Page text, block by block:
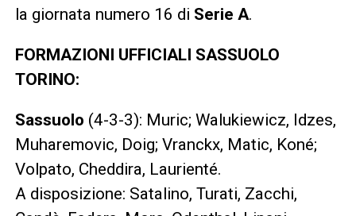
la giornata numero 16 di Serie A.
FORMAZIONI UFFICIALI SASSUOLO
TORINO:
Sassuolo (4-3-3): Muric; Walukiewicz, Idzes,
Muharemovic, Doig; Vranckx, Matic, Koné;
Volpato, Cheddira, Laurienté.
A disposizione: Satalino, Turati, Zacchi,